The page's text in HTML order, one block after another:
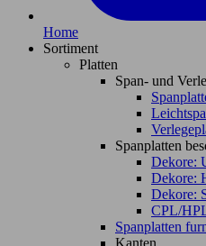
Home
Sortiment
Platten
Span- und
Spanplatten
Dekore:
Dekore:
Dekore:
CPL/
Spanplatten